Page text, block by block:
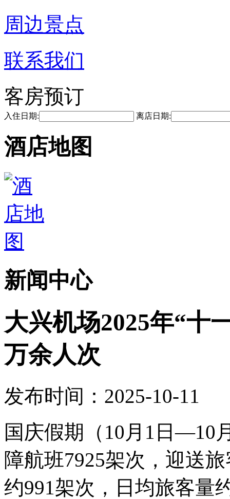
周边景点
联系我们
客房预订
入住日期: 离店日期:
酒店地图
新闻中心
大兴机场2025年“十
万余人次
发布时间：2025-10-11
国庆假期（10月1日—10
障航班7925架次，迎送
约991架次，日均旅客量